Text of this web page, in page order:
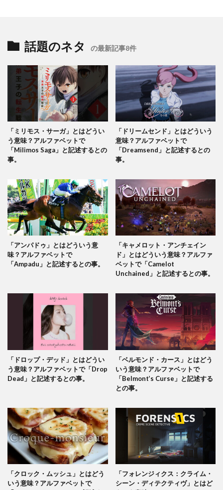
話題のネタ の最新記事8件
「ミリモス・サーガ」とはどうい
う意味？アルファベットで
「Milimos Saga」と記述するとの
事。
「ドリームセンド」とはどういう
意味？アルファベットで
「Dreamsend」と記述するとの
事。
「アンパドゥ」とはどういう意
味？アルファベットで
「Ampadu」と記述するとの事。
「キャメロット・アンチェイン
ド」とはどういう意味？アルファ
ベットで「Camelot
Unchained」と記述するとの事。
「ドロップ・デッド」とはどうい
う意味？アルファベットで「Drop
Dead」と記述するとの事。
「ベルモンド・カース」とはどう
いう意味？アルファベットで
「Belmont’s Curse」と記述する
との事。
「クロック・ムッシュ」とはどう
いう意味？アルファベットで
「フォレンジィクス：クライム・
シーン・ディテクティヴ」とはど